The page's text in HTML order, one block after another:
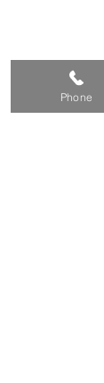
Phone